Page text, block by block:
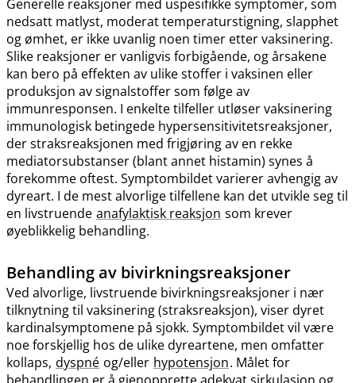
Generelle reaksjoner med uspesifikke symptomer, som
nedsatt matlyst, moderat temperaturstigning, slapphet
og ømhet, er ikke uvanlig noen timer etter vaksinering.
Slike reaksjoner er vanligvis forbigående, og årsakene
kan bero på effekten av ulike stoffer i vaksinen eller
produksjon av signalstoffer som følge av
immunresponsen. I enkelte tilfeller utløser vaksinering
immunologisk betingede hypersensitivitetsreaksjoner,
der straksreaksjonen med frigjøring av en rekke
mediatorsubstanser (blant annet histamin) synes å
forekomme oftest. Symptombildet varierer avhengig av
dyreart. I de mest alvorlige tilfellene kan det utvikle seg til
en livstruende anafylaktisk reaksjon som krever
øyeblikkelig behandling.
Behandling av bivirkningsreaksjoner
Ved alvorlige, livstruende bivirkningsreaksjoner i nær
tilknytning til vaksinering (straksreaksjon), viser dyret
kardinalsymptomene på sjokk. Symptombildet vil være
noe forskjellig hos de ulike dyreartene, men omfatter
kollaps, dyspné og​/​eller hypotensjon. Målet for